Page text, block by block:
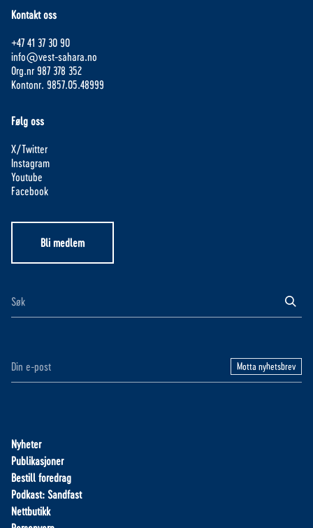
Kontakt oss
+47 41 37 30 90
info@vest-sahara.no
Org.nr 987 378 352
Kontonr. 9857.05.48999
Følg oss
X/Twitter
Instagram
Youtube
Facebook
Bli medlem
Motta nyhetsbrev
Nyheter
Publikasjoner
Bestill foredrag
Podkast: Sandfast
Nettbutikk